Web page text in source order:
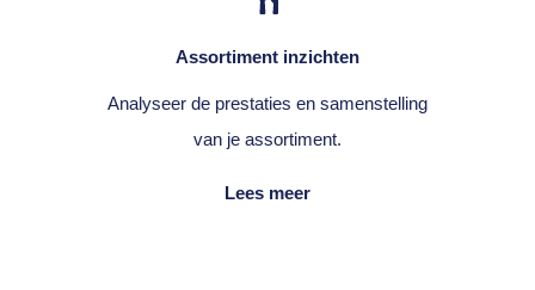
Assortiment inzichten
Analyseer de prestaties en samenstelling
van je assortiment.
Lees meer